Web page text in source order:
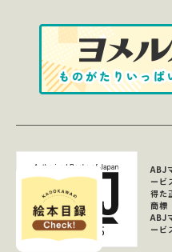
ABJ
ービ
得た
商標
ABJ
ービ